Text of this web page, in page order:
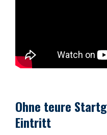
Ohne teure
Eintritt